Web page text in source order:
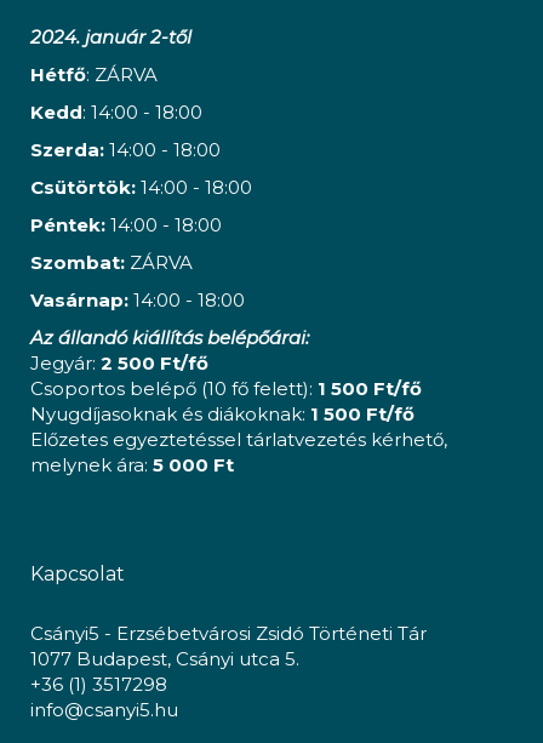
2024. január 2-től
Hétfő: ZÁRVA
Kedd: 14:00 - 18:00
Szerda: 14:00 - 18:00
Csütörtök: 14:00 - 18:00
Péntek: 14:00 - 18:00
Szombat: ZÁRVA
Vasárnap: 14:00 - 18:00
Az állandó kiállítás belépőárai:
Jegyár: 2 500 Ft/fő
Csoportos belépő (10 fő felett): 1 500 Ft/fő
Nyugdíjasoknak és diákoknak: 1 500 Ft/fő
Előzetes egyeztetéssel tárlatvezetés kérhető,
melynek ára: 5 000 Ft
Kapcsolat
Csányi5 - Erzsébetvárosi Zsidó Történeti Tár
1077 Budapest, Csányi utca 5.
+36 (1) 3517298
info@csanyi5.hu